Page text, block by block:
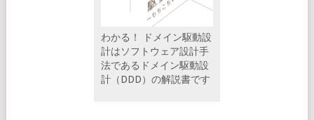
わかる！ ドメイン駆動設
計はソフトウェア設計手
法であるドメイン駆動設
計（DDD）の解説書です